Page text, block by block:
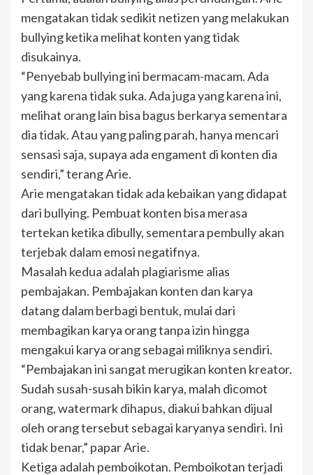
mengatakan tidak sedikit netizen yang melakukan
bullying ketika melihat konten yang tidak
disukainya.
“Penyebab bullying ini bermacam-macam. Ada
yang karena tidak suka. Ada juga yang karena ini,
melihat orang lain bisa bagus berkarya sementara
dia tidak. Atau yang paling parah, hanya mencari
sensasi saja, supaya ada engament di konten dia
sendiri,” terang Arie.
Arie mengatakan tidak ada kebaikan yang didapat
dari bullying. Pembuat konten bisa merasa
tertekan ketika dibully, sementara pembully akan
terjebak dalam emosi negatifnya.
Masalah kedua adalah plagiarisme alias
pembajakan. Pembajakan konten dan karya
datang dalam berbagi bentuk, mulai dari
membagikan karya orang tanpa izin hingga
mengakui karya orang sebagai miliknya sendiri.
“Pembajakan ini sangat merugikan konten kreator.
Sudah susah-susah bikin karya, malah dicomot
orang, watermark dihapus, diakui bahkan dijual
oleh orang tersebut sebagai karyanya sendiri. Ini
tidak benar,” papar Arie.
Ketiga adalah pemboikotan. Pemboikotan terjadi